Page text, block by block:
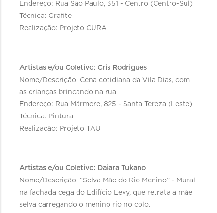
Endereço: Rua São Paulo, 351 - Centro (Centro-Sul)
Técnica: Grafite
Realização: Projeto CURA
Artistas e/ou Coletivo: Cris Rodrigues
Nome/Descrição: Cena cotidiana da Vila Dias, com
as crianças brincando na rua
Endereço: Rua Mármore, 825 - Santa Tereza (Leste)
Técnica: Pintura
Realização: Projeto TAU
Artistas e/ou Coletivo: Daiara Tukano
Nome/Descrição: “Selva Mãe do Rio Menino” - Mural
na fachada cega do Edifício Levy, que retrata a mãe
selva carregando o menino rio no colo.